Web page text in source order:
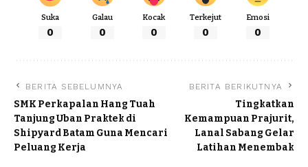
Suka
0
Galau
0
Kocak
0
Terkejut
0
Emosi
0
BERITA SEBELUMNYA
SMK Perkapalan Hang Tuah
Tanjung Uban Praktek di
Shipyard Batam Guna Mencari
Peluang Kerja
BERITA BERIKUTNYA
Tingkatkan
Kemampuan Prajurit,
Lanal Sabang Gelar
Latihan Menembak